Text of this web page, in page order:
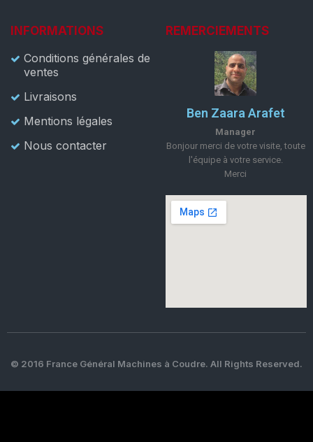
INFORMATIONS
Conditions générales de
ventes
Livraisons
Mentions légales
Nous contacter
REMERCIEMENTS
Ben Zaara Arafet
Manager
Bonjour merci de votre visite, toute
l'équipe à votre service.
Merci
© 2016 France Général Machines à Coudre. All Rights Reserved.